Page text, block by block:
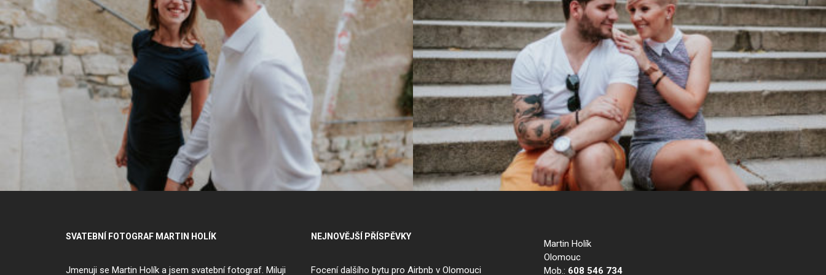
SVATEBNÍ FOTOGRAF MARTIN HOLÍK
Jmenuji se Martin Holík a jsem svatební fotograf. Miluji
NEJNOVĚJŠÍ PŘÍSPĚVKY
Focení dalšího bytu pro Airbnb v Olomouci
Martin Holík
Olomouc
Mob.: 608 546 734